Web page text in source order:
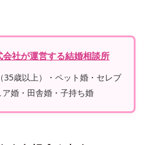
社が運営する結婚相談所
35歳以上）・ペット婚・セレブ
婚・田舎婚・子持ち婚